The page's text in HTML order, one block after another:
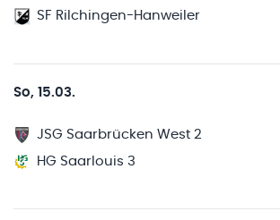
SF Rilchingen-Hanweiler
So, 15.03.
JSG Saarbrücken West 2
HG Saarlouis 3